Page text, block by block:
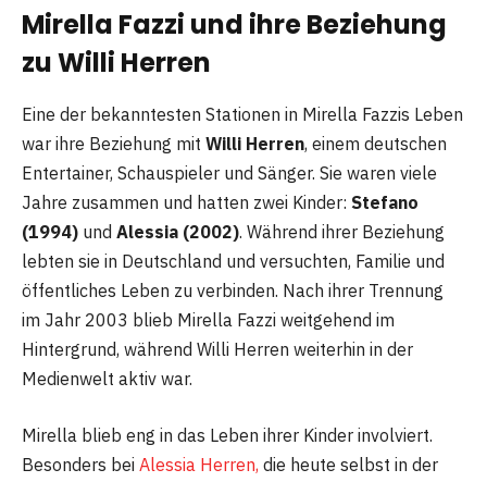
Mirella Fazzi und ihre Beziehung
zu Willi Herren
Eine der bekanntesten Stationen in Mirella Fazzis Leben
war ihre Beziehung mit Willi Herren, einem deutschen
Entertainer, Schauspieler und Sänger. Sie waren viele
Jahre zusammen und hatten zwei Kinder: Stefano
(1994) und Alessia (2002). Während ihrer Beziehung
lebten sie in Deutschland und versuchten, Familie und
öffentliches Leben zu verbinden. Nach ihrer Trennung
im Jahr 2003 blieb Mirella Fazzi weitgehend im
Hintergrund, während Willi Herren weiterhin in der
Medienwelt aktiv war.
Mirella blieb eng in das Leben ihrer Kinder involviert.
Besonders bei Alessia Herren, die heute selbst in der